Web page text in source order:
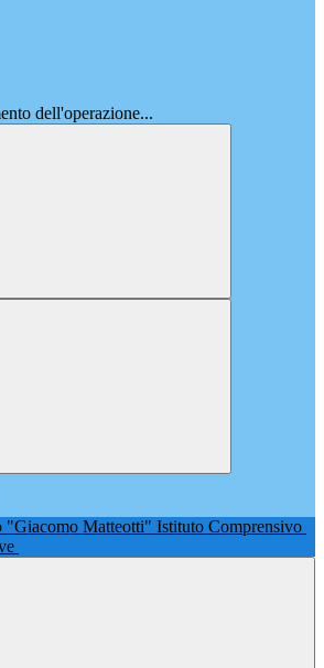
dell'operazione...
Istituto Comprensivo